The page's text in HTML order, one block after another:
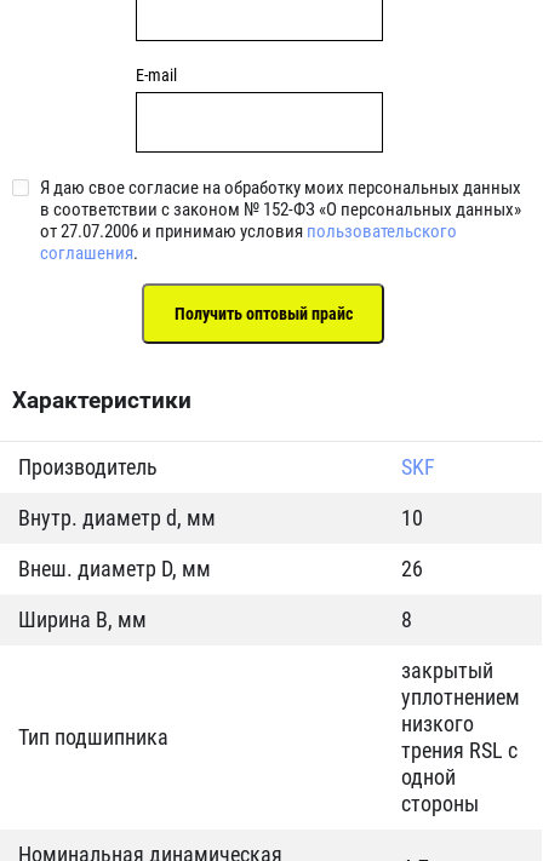
E-mail
Я даю свое согласие на обработку моих персональных данных
в соответствии с законом № 152-ФЗ «О персональных данных»
от 27.07.2006 и принимаю условия пользовательского
соглашения.
Характеристики
Производитель
SKF
Внутр. диаметр d, мм
10
Внеш. диаметр D, мм
26
Ширина B, мм
8
Тип подшипника
закрытый
уплотнением
низкого
трения RSL c
одной
стороны
Номинальная динамическая